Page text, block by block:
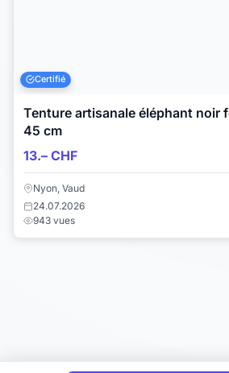
Certifié
Tenture artisanale éléphant noir
45 cm
13.– CHF
Nyon, Vaud
24.07.2026
943 vues